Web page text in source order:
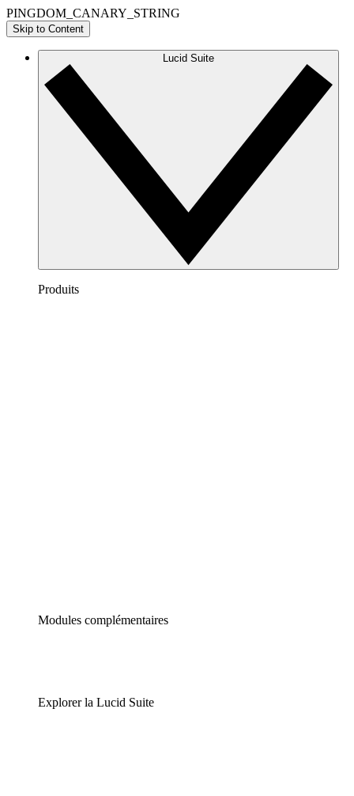
PINGDOM_CANARY_STRING
Skip to Content
Lucid Suite
Produits
Modules complémentaires
Explorer la Lucid Suite